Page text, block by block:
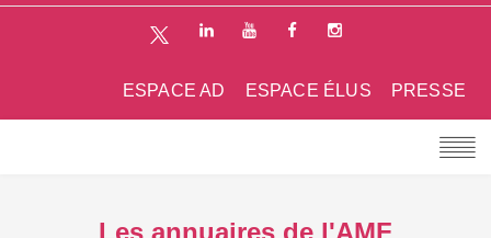
PRESSE
ESPACE ÉLUS
ESPACE AD
Les annuaires de l'AMF